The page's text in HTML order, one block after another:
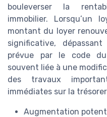
bouleverser la
immobilier. Lorsqu’un
montant du loyer
significative,
prévue par le code
souvent liée à une
des travaux
immédiates sur la
Augmentation